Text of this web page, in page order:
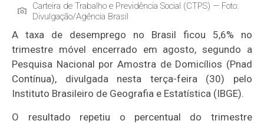
Carteira de Trabalho e Previdência Social (CTPS) — Foto:
Divulgação/Agência Brasil
A taxa de desemprego no Brasil ficou 5,6% no
trimestre móvel encerrado em agosto, segundo a
Pesquisa Nacional por Amostra de Domicílios (Pnad
Contínua), divulgada nesta terça-feira (30) pelo
Instituto Brasileiro de Geografia e Estatística (IBGE).
O resultado repetiu o percentual do trimestre